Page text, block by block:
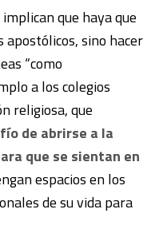
que haya que
sino hacer
“como
a los colegios
religiosa, que
de abrirse a la
que se sientan en
espacios en los
de su vida para